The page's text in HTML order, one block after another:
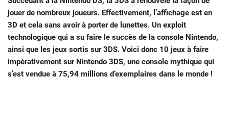
jouer de nombreux joueurs. Effectivement, l’affichage est en
3D et cela sans avoir à porter de lunettes. Un exploit
technologique qui a su faire le succès de la console Nintendo,
ainsi que les jeux sortis sur 3DS. Voici donc 10 jeux à faire
impérativement sur Nintendo 3DS, une console mythique qui
s’est vendue à 75,94 millions d’exemplaires dans le monde !